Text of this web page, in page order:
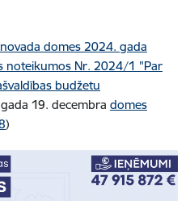
domes 2024. gada
noteikumos Nr. 2024/1 "Par
budžetu
19. decembra domes
)